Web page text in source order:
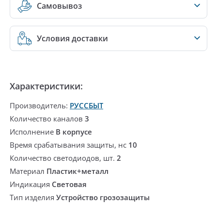
Самовывоз
Условия доставки
Характеристики:
Производитель: РУССБЫТ
Количество каналов 3
Исполнение В корпусе
Время срабатывания защиты, нс 10
Количество светодиодов, шт. 2
Материал Пластик+металл
Индикация Световая
Тип изделия Устройство грозозащиты